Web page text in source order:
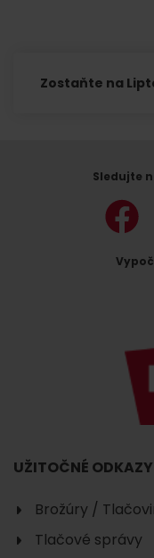
Zostaňte na
Sledujte
UŽITOČNÉ ODKAZY
Brožúry /
Tlačové správy